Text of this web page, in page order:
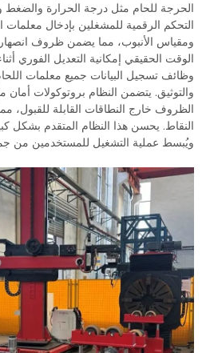
التحكم الرقمية للمشغلين بإدخال معلمات
ومقياس الأنبوب، مما يضمن ظروف انصهار
الوقت الحقيقي إمكانية التعديل الفوري
وظائف تسجيل البيانات جميع معلمات
والتوثيق. يتضمن النظام بروتوكولات أمان
الظروف خارج النطاقات القابلة
النقاط. يحسن هذا النظام المتقدم بشكل
ويُبسط عملية التشغيل للمستخدمين من